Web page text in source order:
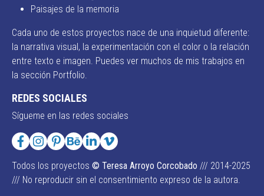
Paisajes de la memoria
Cada uno de estos proyectos nace de una inquietud diferente:
la narrativa visual, la experimentación con el color o la relación
entre texto e imagen. Puedes ver muchos de mis trabajos en
la sección Portfolio.
REDES SOCIALES
Sígueme en las redes sociales
Todos los proyectos © Teresa Arroyo Corcobado /// 2014-2025
/// No reproducir sin el consentimiento expreso de la autora.